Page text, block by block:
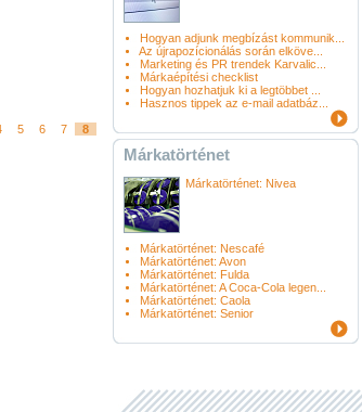
5 6 7 8
Hogyan adjunk megbízást kommunik...
Az újrapozícionálás során elköve...
Marketing és PR trendek Karvalic...
Márkaépítési checklist
Hogyan hozhatjuk ki a legtöbbet ...
Hasznos tippek az e-mail adatbáz...
Márkatörténet
Márkatörténet: Nivea
Márkatörténet: Nescafé
Márkatörténet: Avon
Márkatörténet: Fulda
Márkatörténet: A Coca-Cola legen...
Márkatörténet: Caola
Márkatörténet: Senior